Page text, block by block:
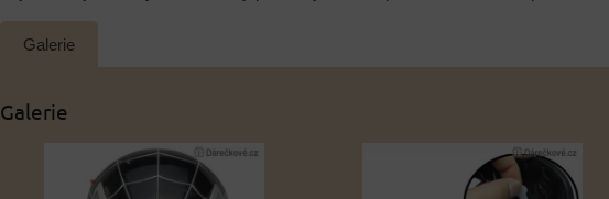
Galerie
Galerie